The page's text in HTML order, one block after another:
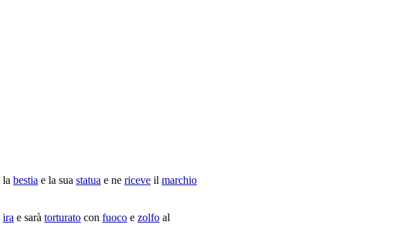
la bestia e la sua statua e ne riceve il marchio
ira e sarà torturato con fuoco e zolfo al